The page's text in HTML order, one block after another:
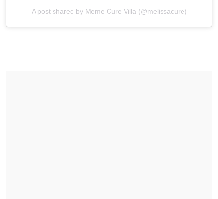
A post shared by Meme Cure Villa (@melissacure)